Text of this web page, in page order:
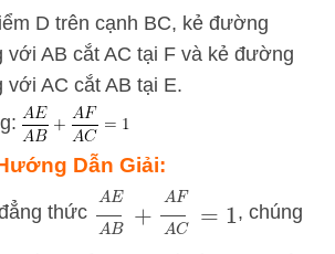
D trên cạnh BC, kẻ đường
với AB cắt AC tại F và kẻ đường
với AC cắt AB tại E.
Dẫn Giải:
thức AE B +A C =1
, chúng